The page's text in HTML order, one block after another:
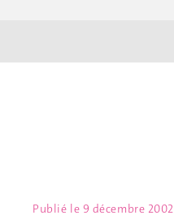
Publié le 9 décembre 2002